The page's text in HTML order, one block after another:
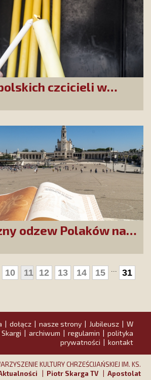
czcicieli w
odzew Polaków na
poświęcenia domu
10 11 12 13 14 15 ... 31
dołącz nasze strony Jubileusz
W
archiwum regulamin
polityka
prywatności
kontakt
KULTURY CHRZEŚCIJAŃSKIEJ IM. KS.
Piotr Skarga TV
Apostolat